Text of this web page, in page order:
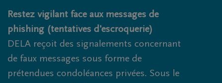
Obituaries.breadcrumbs.SkipLink
Restez vigilant face aux messages de
phishing (tentatives d'escroquerie)
DELA reçoit des signalements concernant
de faux messages sous forme de
prétendues condoléances privées. Sous le